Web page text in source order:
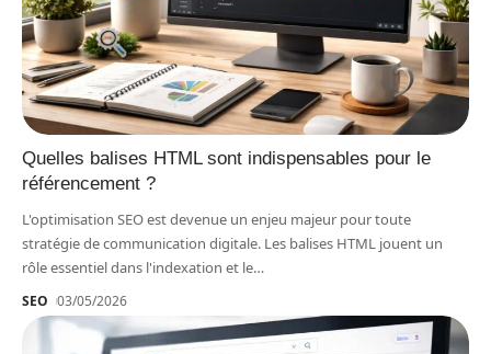
Quelles balises HTML sont indispensables pour le
référencement ?
L'optimisation SEO est devenue un enjeu majeur pour toute
stratégie de communication digitale. Les balises HTML jouent un
rôle essentiel dans l'indexation et le…
SEO 03/05/2026